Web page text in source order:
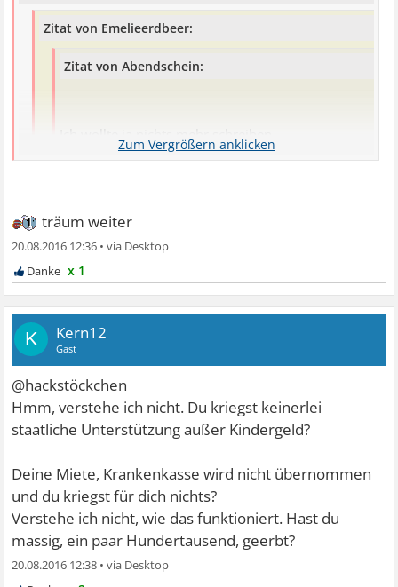
Zitat von Emelieerdbeer:
Zitat von Abendschein:
hier einen auf
Sex............Gehts noch?
@Abendschein komm lass gut sein. Seine Frauen sind
gegangen seine Kinder sind auch alle weg er kann also
niemandem mehr schaden und wir sollten uns ein
Beispiel daran nehmen und auch gehen. Mit solchen
Menschen kann man sich nicht einlassen.
meine kinder kommen auch zurueck wenn die kripo fertig
träum weiter
20.08.2016 12:36 •
x 1
K Kern12
Gast
@hackstöckchen
Hmm, verstehe ich nicht. Du kriegst keinerlei
staatliche Unterstützung außer Kindergeld?
Deine Miete, Krankenkasse wird nicht übernommen
und du kriegst für dich nichts?
Verstehe ich nicht, wie das funktioniert. Hast du
massig, ein paar Hundertausend, geerbt?
20.08.2016 12:38 •